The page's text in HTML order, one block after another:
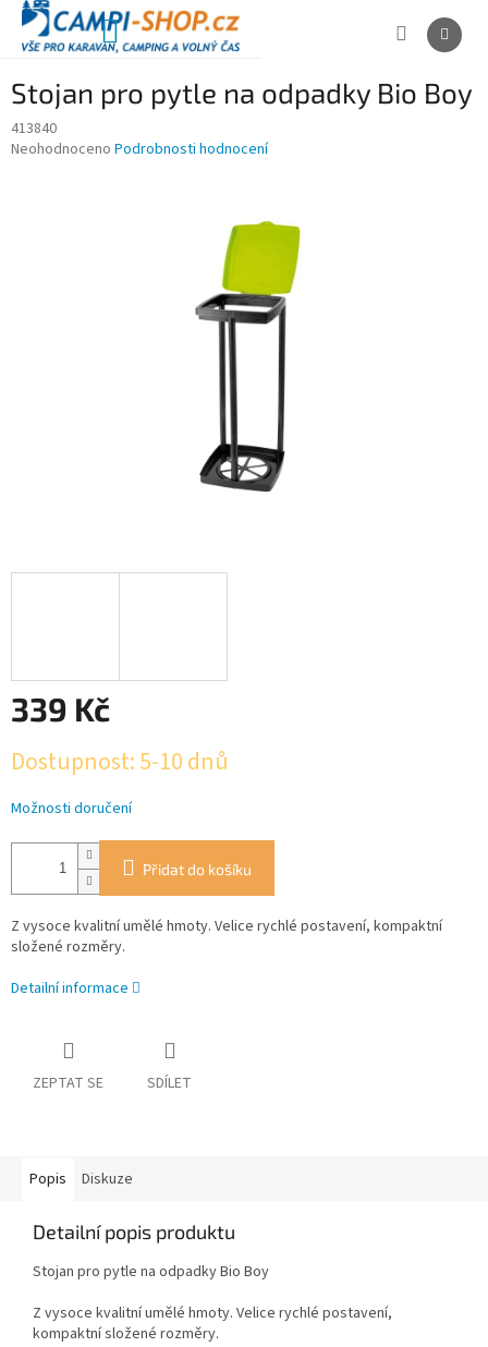
Přejít
obsah
NÁKUPNÍ
Stojan pro pytle na odpadky Bio Boy
413840
Průměrné
Neohodnoceno Podrobnosti hodnocení
339 Kč
cena:
Dostupnost: 5-10 dnů
Možnosti doručení
Přidat do košíku
Z vysoce kvalitní umělé hmoty. Velice rychlé postavení, kompaktní
složené rozměry.
Detailní informace
ZEPTAT SE SDÍLET
Popis Diskuze
Detailní popis produktu
Stojan pro pytle na odpadky Bio Boy
Z vysoce kvalitní umělé hmoty. Velice rychlé postavení,
kompaktní složené rozměry.